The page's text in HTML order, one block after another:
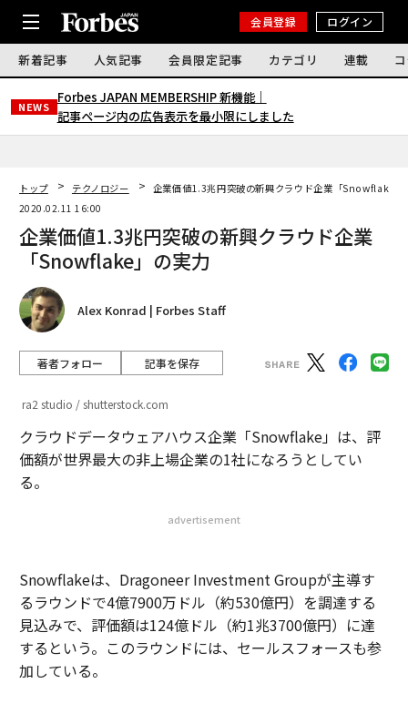
会員登録 ログイン
新着記事 人気記事 会員限定記事 カテゴリ 連載
NEWS
Forbes JAPAN MEMBERSHIP 新機能｜
記事ページ内の広告表示を最小限にしました
トップ テクノロジー
企業価値1.3兆円突破の新興クラウド企業「Snowflake」
2020.02.11 16:00
企業価値1.3兆円突破の新興クラウド企業
「Snowflake」の実力
Alex Konrad | Forbes Staff
著者フォロー 記事を保存
ra2 studio / shutterstock.com
クラウドデータウェアハウス企業「Snowflake」は、評
価額が世界最大の非上場企業の1社になろうとしてい
る。
advertisement
Snowflakeは、Dragoneer Investment Groupが主導す
るラウンドで4億7900万ドル（約530億円）を調達する
見込みで、評価額は124億ドル（約1兆3700億円）に達
するという。このラウンドには、セールスフォースも参
加している。